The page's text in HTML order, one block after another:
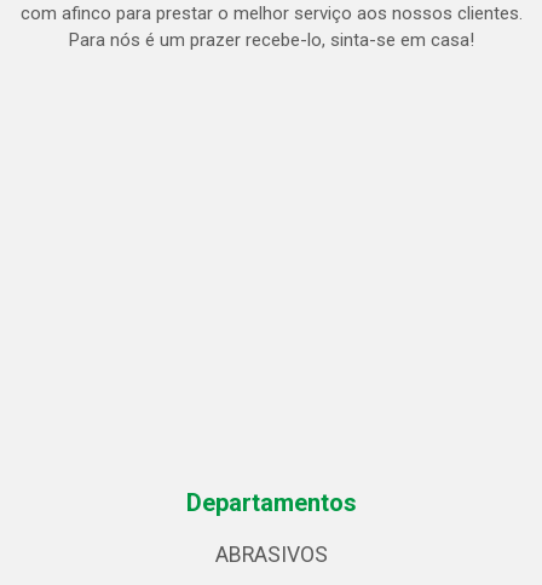
com afinco para prestar o melhor serviço aos nossos clientes.
Para nós é um prazer recebe-lo, sinta-se em casa!
Departamentos
ABRASIVOS